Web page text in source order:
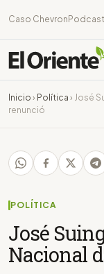
Caso Chevron
Inicio › Política › José
renunció
POLÍTICA
José
Nacional